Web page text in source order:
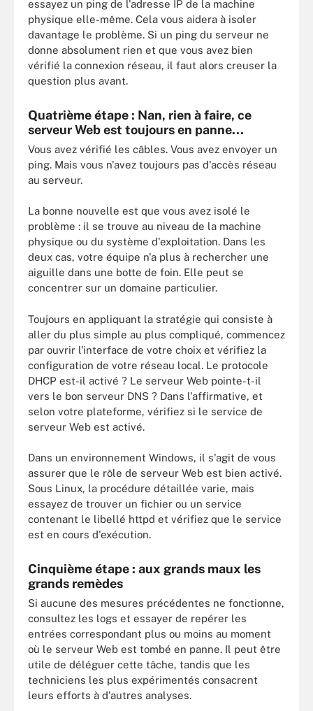
essayez un ping de l'adresse IP de la machine
physique elle-même. Cela vous aidera à isoler
davantage le problème. Si un ping du serveur ne
donne absolument rien et que vous avez bien
vérifié la connexion réseau, il faut alors creuser la
question plus avant.
Quatrième étape : Nan, rien à faire, ce
serveur Web est toujours en panne...
Vous avez vérifié les câbles. Vous avez envoyer un
ping. Mais vous n'avez toujours pas d'accès réseau
au serveur.
La bonne nouvelle est que vous avez isolé le
problème : il se trouve au niveau de la machine
physique ou du système d'exploitation. Dans les
deux cas, votre équipe n'a plus à rechercher une
aiguille dans une botte de foin. Elle peut se
concentrer sur un domaine particulier.
Toujours en appliquant la stratégie qui consiste à
aller du plus simple au plus compliqué, commencez
par ouvrir l'interface de votre choix et vérifiez la
configuration de votre réseau local. Le protocole
DHCP est-il activé ? Le serveur Web pointe-t-il
vers le bon serveur DNS ? Dans l'affirmative, et
selon votre plateforme, vérifiez si le service de
serveur Web est activé.
Dans un environnement Windows, il s'agit de vous
assurer que le rôle de serveur Web est bien activé.
Sous Linux, la procédure détaillée varie, mais
essayez de trouver un fichier ou un service
contenant le libellé httpd et vérifiez que le service
est en cours d'exécution.
Cinquième étape : aux grands maux les
grands remèdes
Si aucune des mesures précédentes ne fonctionne,
consultez les logs et essayer de repérer les
entrées correspondant plus ou moins au moment
où le serveur Web est tombé en panne. Il peut être
utile de déléguer cette tâche, tandis que les
techniciens les plus expérimentés consacrent
leurs efforts à d'autres analyses.